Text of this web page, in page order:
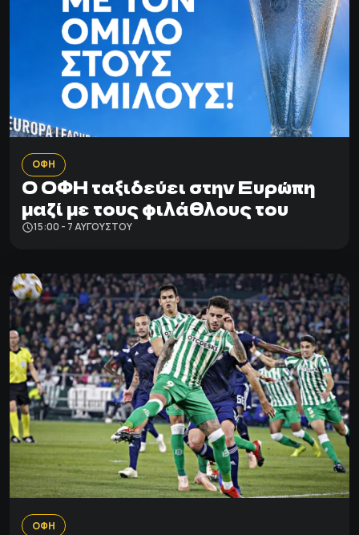
ΟΦΗ
Ο ΟΦΗ ταξιδεύει στην Ευρώπη
μαζί με τους φιλάθλους του
15:00 - 7 ΑΥΓΟΎΣΤΟΥ
ΟΦΗ